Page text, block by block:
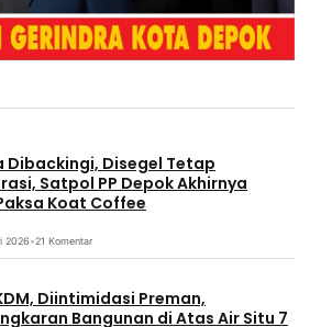
Dibackingi, Disegel Tetap
Satpol PP Depok Akhirnya
Koat Coffee
2026•21 Komentar
Diintimidasi Preman,
Bangunan di Atas Air Situ 7